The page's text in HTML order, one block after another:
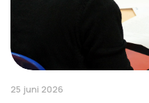
25 juni 2026